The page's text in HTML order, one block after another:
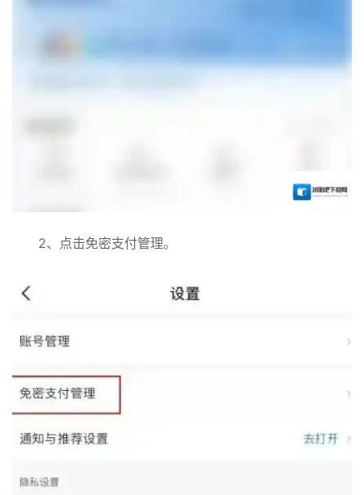
2、点击免密支付管理。